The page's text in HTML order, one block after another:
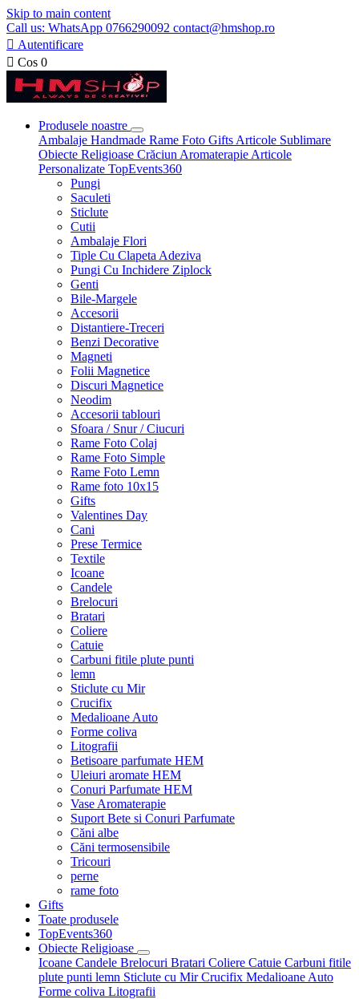
Skip to main content
Call us: WhatsApp 0766290092 contact@hmshop.ro
 Autentificare
 Cos 0
Produsele noastre
Ambalaje Handmade Rame Foto Gifts Articole Sublimare
Obiecte Religioase Crăciun Aromaterapie Articole
Personalizate TopEvents360
Pungi
Saculeti
Sticlute
Cutii
Ambalaje Flori
Tiple Cu Clapeta Adeziva
Pungi Cu Inchidere Ziplock
Genti
Bile-Margele
Accesorii
Distantiere-Treceri
Benzi Decorative
Magneti
Folii Magnetice
Discuri Magnetice
Neodim
Accesorii tablouri
Sfoara / Snur / Ciucuri
Rame Foto Colaj
Rame Foto Simple
Rame Foto Lemn
Rame foto 10x15
Gifts
Valentines Day
Cani
Prese Termice
Textile
Icoane
Candele
Brelocuri
Bratari
Coliere
Catuie
Carbuni fitile plute punti
lemn
Sticlute cu Mir
Crucifix
Medalioane Auto
Forme coliva
Litografii
Betisoare parfumate HEM
Uleiuri aromate HEM
Conuri Parfumate HEM
Vase Aromaterapie
Suport Bete si Conuri Parfumate
Căni albe
Căni termosensibile
Tricouri
perne
rame foto
Gifts
Toate produsele
TopEvents360
Obiecte Religioase
Icoane Candele Brelocuri Bratari Coliere Catuie Carbuni fitile
plute punti lemn Sticlute cu MirCrucifix Medalioane Auto
Forme coliva Litografii